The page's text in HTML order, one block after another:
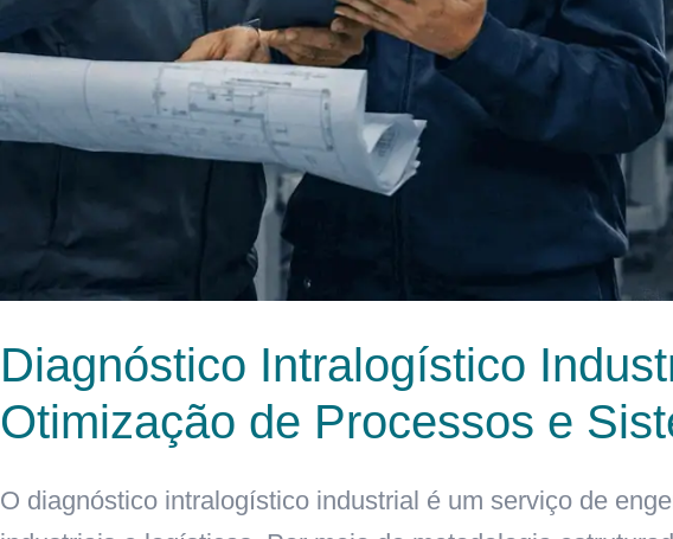
Diagnóstico Intralogístico
Otimização de Processos e
O diagnóstico intralogístico industrial é um serviço de